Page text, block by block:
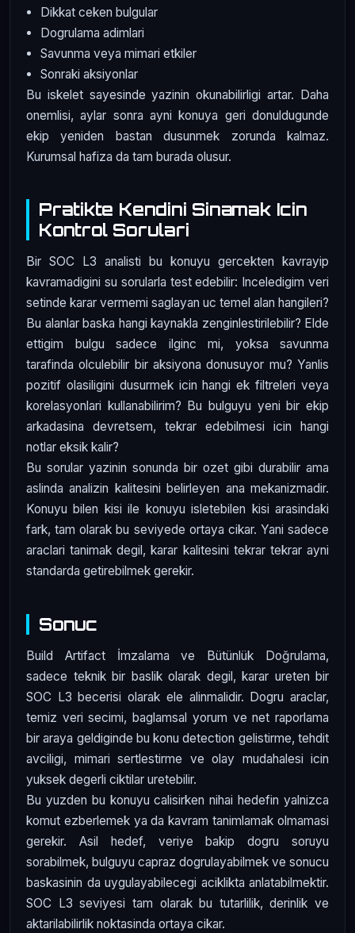
Dikkat ceken bulgular
Dogrulama adimlari
Savunma veya mimari etkiler
Sonraki aksiyonlar
Bu iskelet sayesinde yazinin okunabilirligi artar. Daha
onemlisi, aylar sonra ayni konuya geri donuldugunde
ekip yeniden bastan dusunmek zorunda kalmaz.
Kurumsal hafiza da tam burada olusur.
Pratikte Kendini Sinamak Icin
Kontrol Sorulari
Bir SOC L3 analisti bu konuyu gercekten kavrayip
kavramadigini su sorularla test edebilir: Inceledigim veri
setinde karar vermemi saglayan uc temel alan hangileri?
Bu alanlar baska hangi kaynakla zenginlestirilebilir? Elde
ettigim bulgu sadece ilginc mi, yoksa savunma
tarafinda olculebilir bir aksiyona donusuyor mu? Yanlis
pozitif olasiligini dusurmek icin hangi ek filtreleri veya
korelasyonlari kullanabilirim? Bu bulguyu yeni bir ekip
arkadasina devretsem, tekrar edebilmesi icin hangi
notlar eksik kalir?
Bu sorular yazinin sonunda bir ozet gibi durabilir ama
aslinda analizin kalitesini belirleyen ana mekanizmadir.
Konuyu bilen kisi ile konuyu isletebilen kisi arasindaki
fark, tam olarak bu seviyede ortaya cikar. Yani sadece
araclari tanimak degil, karar kalitesini tekrar tekrar ayni
standarda getirebilmek gerekir.
Sonuc
Build Artifact İmzalama ve Bütünlük Doğrulama,
sadece teknik bir baslik olarak degil, karar ureten bir
SOC L3 becerisi olarak ele alinmalidir. Dogru araclar,
temiz veri secimi, baglamsal yorum ve net raporlama
bir araya geldiginde bu konu detection gelistirme, tehdit
avciligi, mimari sertlestirme ve olay mudahalesi icin
yuksek degerli ciktilar uretebilir.
Bu yuzden bu konuyu calisirken nihai hedefin yalnizca
komut ezberlemek ya da kavram tanimlamak olmamasi
gerekir. Asil hedef, veriye bakip dogru soruyu
sorabilmek, bulguyu capraz dogrulayabilmek ve sonucu
baskasinin da uygulayabilecegi aciklikta anlatabilmektir.
SOC L3 seviyesi tam olarak bu tutarlilik, derinlik ve
aktarilabilirlik noktasinda ortaya cikar.